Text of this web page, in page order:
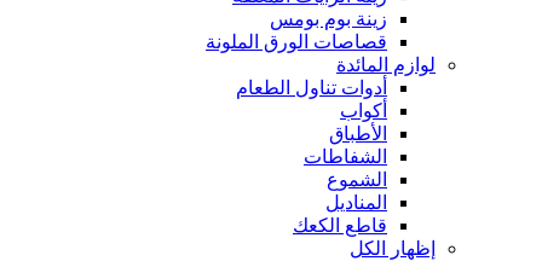
زينة بوم بومس
قصاصات الورق الملونة
لوازم المائدة
أدوات تناول الطعام
أكواب
الأطباق
الشفاطات
الشموع
المناديل
قاطع الكعك
إظهار الكل